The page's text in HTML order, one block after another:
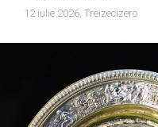
12 iulie 2026, Treizecizero